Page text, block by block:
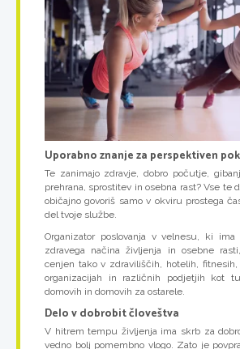
Uporabno znanje za perspektiven
Te zanimajo zdravje, dobro počutje,
prehrana, sprostitev in osebna rast? Vse te
običajno govoriš samo v okviru prostega
del tvoje službe.
Organizator poslovanja v velnesu, ki ima
zdravega načina življenja in osebne
cenjen tako v zdraviliščih, hotelih,
organizacijah in različnih podjetjih kot
domovih in domovih za ostarele.
Delo v dobrobit človeštva
V hitrem tempu življenja ima skrb za
vedno bolj pomembno vlogo. Zato je